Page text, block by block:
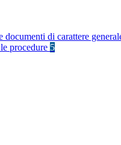
documenti di carattere
procedure 5